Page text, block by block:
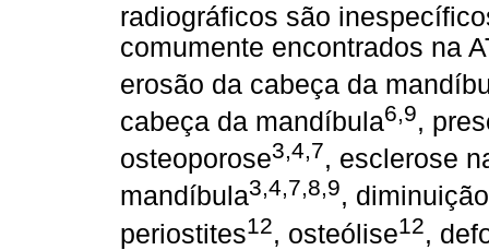
radiográficos são
comumente encontrados na
erosão da cabeça da
cabeça da mandíbula6,9,
osteoporose3,4,7, esclerose
mandíbula3,4,7,8,9,
periostites12, osteólise12,